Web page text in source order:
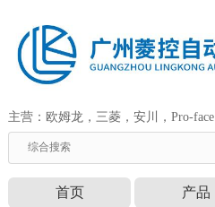
主营：欧姆龙，三菱，安川，Pro-face
首页 产品